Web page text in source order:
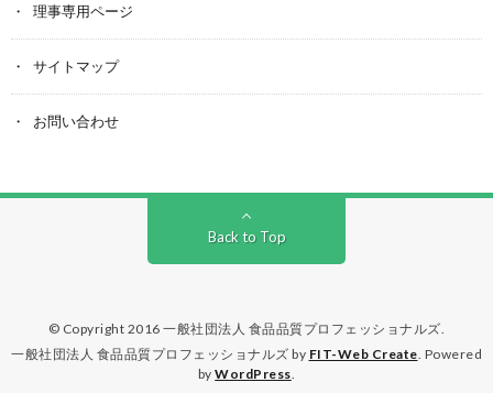
理事専用ページ
サイトマップ
お問い合わせ
Back to Top
© Copyright 2016一般社団法人 食品品質プロフェッショナルズ
一般社団法人 食品品質プロフェッショナルズ by FIT-Web Create . Powered
byWordPress